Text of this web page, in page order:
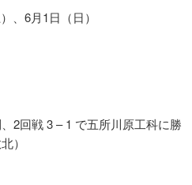
、6月1日（日）
2回戦 3 – 1 で五所川原工科に勝
）